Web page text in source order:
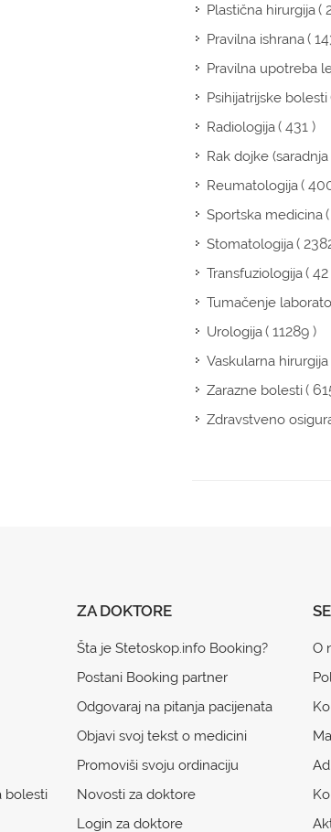
Plastična hirurgija(
Pravilna ishrana(
Pravilna upotreba
Psihijatrijske bolesti
Radiologija( 431 )
Rak dojke
Reumatologija(
Sportska medicina
Stomatologija(
Transfuziologija( 42
Tumačenje
Urologija( 11289 )
Vaskularna hirurgija
Zarazne bolesti(
Zdravstveno
bolesti
ZA DOKTORE
Šta je Stetoskop.info Booking?
Postani Booking partner
Odgovaraj na pitanja pacijenata
Objavi svoj tekst o medicini
Promoviši svoju ordinaciju
Novosti za doktore
Login za doktore
O